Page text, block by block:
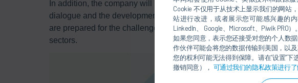
Cookie 不仅用于从技术上显示我们的网站
站进行改进，或者展示您可能感兴趣的
LinkedIn、 Google、Microsoft、Piwik PRO
如果您同意，表示您还接受对您的个人数
作伙伴可能会将您的数据传输到美国，以
您的权利可能无法得到保障。请在“设置”
撤销同意）， 可通过我们的隐私政策进行
In addition, the company will participate in the AB Diversity Arena,
dialogue and the development of initiatives aimed at building more
are prepared for the challenges of social and business
sectors.